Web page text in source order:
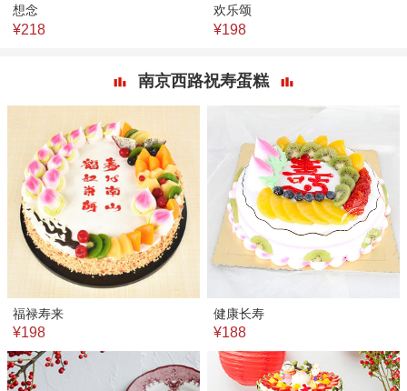
想念
¥218
欢乐颂
¥198
南京西路祝寿蛋糕
福禄寿来
¥198
健康长寿
¥188